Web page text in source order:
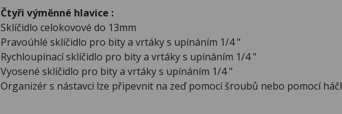
Čtyři výměnné hlavice :
Sklíčidlo celokovové do 13mm
Pravoúhlé sklíčidlo pro bity a vrtáky s upínáním 1/4 "
Rychloupínací sklíčidlo pro bity a vrtáky s upínáním 1/4 "
Vyosené sklíčidlo pro bity a vrtáky s upínáním 1/4 "
Organizér s nástavci lze připevnit na zeď pomocí šroubů nebo pomocí